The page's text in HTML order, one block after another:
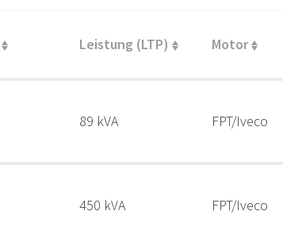
Leistung (LTP) Motor
89 kVA FPT/Iveco
450 kVA FPT/Iveco